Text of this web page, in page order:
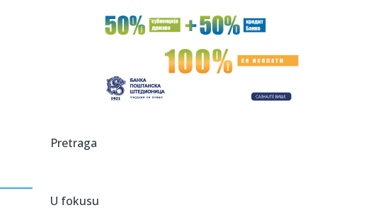
15:04:"Magla band" puni dvorane širom regiona: U Sarajevu
publika bira...
Šta je sassy voda i zašto je ovog leta među
14:59:Dejan Stanković Kralj danas "staje na ludi kamen": Drago
dev...
14:52:
Pretraga
U fokusu